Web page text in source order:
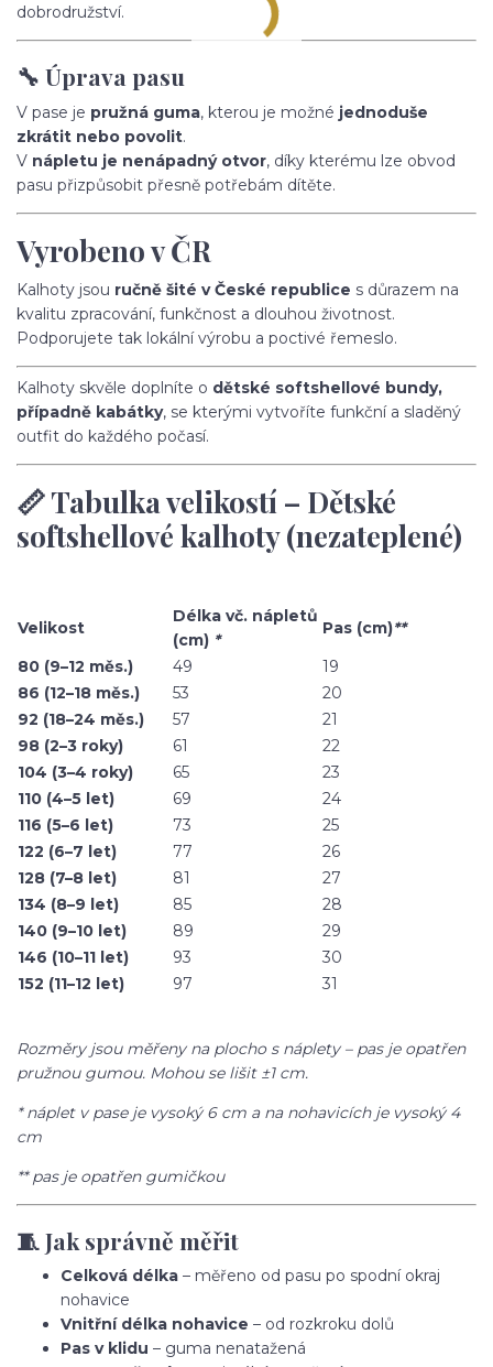
dobrodružství.
🔧 Úprava pasu
V pase je pružná guma, kterou je možné jednoduše
zkrátit nebo povolit.
V nápletu je nenápadný otvor, díky kterému lze obvod
pasu přizpůsobit přesně potřebám dítěte.
Vyrobeno v ČR
Kalhoty jsou ručně šité v České republice s důrazem na
kvalitu zpracování, funkčnost a dlouhou životnost.
Podporujete tak lokální výrobu a poctivé řemeslo.
Kalhoty skvěle doplníte o dětské softshellové bundy,
případně kabátky, se kterými vytvoříte funkční a sladěný
outfit do každého počasí.
📏 Tabulka velikostí – Dětské
softshellové kalhoty (nezateplené)
Velikost
Délka vč. nápletů
(cm) *
Pas (cm)**
80 (9–12 měs.)
49
19
86 (12–18 měs.)
53
20
92 (18–24 měs.)
57
21
98 (2–3 roky)
61
22
104 (3–4 roky)
65
23
110 (4–5 let)
69
24
116 (5–6 let)
73
25
122 (6–7 let)
77
26
128 (7–8 let)
81
27
134 (8–9 let)
85
28
140 (9–10 let)
89
29
146 (10–11 let)
93
30
152 (11–12 let)
97 31
Rozměry jsou měřeny na plocho s náplety – pas je opatřen
pružnou gumou. Mohou se lišit ±1 cm.
* náplet v pase je vysoký 6 cm a na nohavicích je vysoký 4
cm
** pas je opatřen gumičkou
🧵 Jak správně měřit
Celková délka – měřeno od pasu po spodní okraj
nohavice
Vnitřní délka nohavice – od rozkroku dolů
Pas v klidu – guma nenatažená